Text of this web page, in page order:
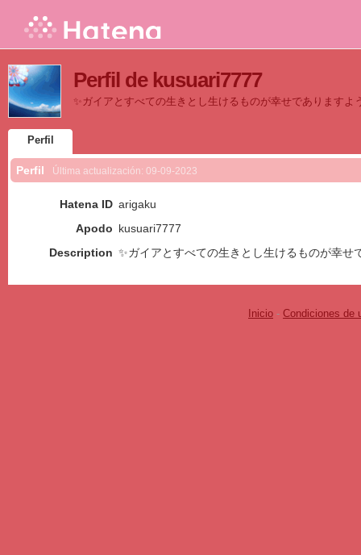
Perfil de kusuari7777
✨ガイアとすべての生きとし生けるものが幸せでありますよ
Perfil
Perfil Última actualización: 09-09-2023
Hatena ID arigaku
Apodo kusuari7777
Description ✨ガイアとすべての生きとし生けるものが幸せ
Inicio - Condiciones de